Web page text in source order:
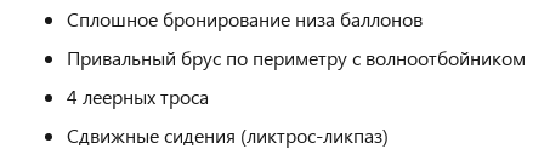
Сплошное бронирование низа баллонов
Привальный брус по периметру с волноотбойником
4 леерных троса
Сдвижные сидения (ликтрос-ликпаз)